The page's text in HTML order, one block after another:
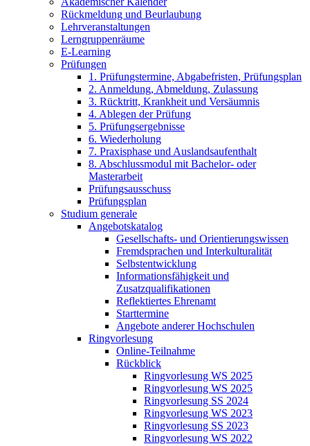
Rückmeldung und Beurlaubung
Lehrveranstaltungen
Lerngruppenräume
E-Learning
Prüfungen
1. Prüfungstermine, Abgabefristen, Prüfungsplan
2. Anmeldung, Abmeldung, Zulassung
3. Rücktritt, Krankheit und Versäumnis
4. Ablegen der Prüfung
5. Prüfungsergebnisse
6. Wiederholung
7. Praxisphase und Auslandsaufenthalt
8. Abschlussmodul mit Bachelor- oder
Masterarbeit
Prüfungsausschuss
Prüfungsplan
Studium generale
Angebotskatalog
Gesellschafts- und Orientierungswissen
Fremdsprachen und Interkulturalität
Selbstentwicklung
Informationsfähigkeit und
Zusatzqualifikationen
Reflektiertes Ehrenamt
Starttermine
Angebote anderer Hochschulen
Ringvorlesung
Online-Teilnahme
Rückblick
Ringvorlesung WS 2025
Ringvorlesung WS 2025
Ringvorlesung SS 2024
Ringvorlesung WS 2023
Ringvorlesung SS 2023
Ringvorlesung WS 2022